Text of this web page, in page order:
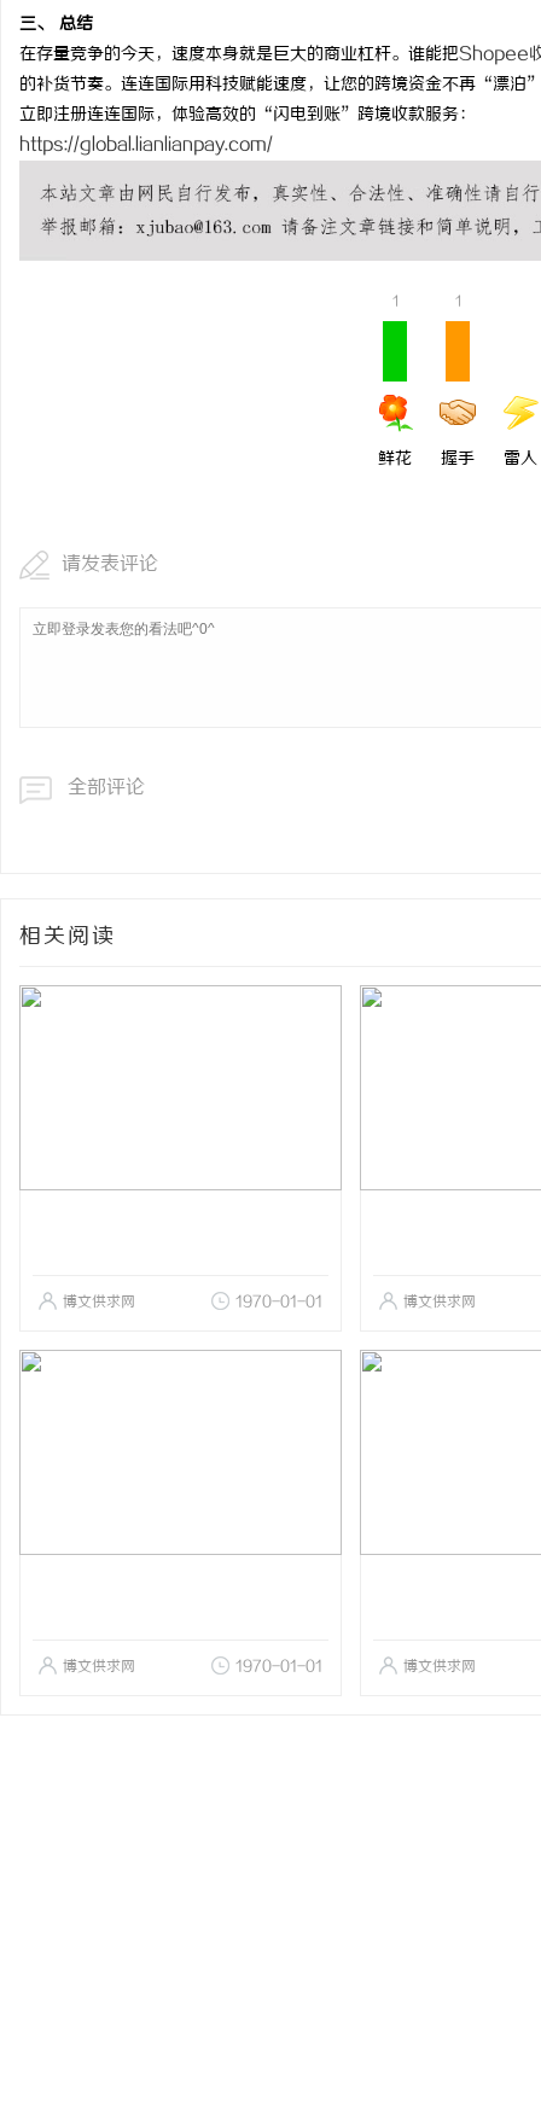
三、 总结
在存量竞争的今天，速度本身就是巨大的商业杠杆。谁能把Shopee
的补货节奏。连连国际用科技赋能速度，让您的跨境资金不再“漂泊
立即注册连连国际，体验高效的“闪电到账”跨境收款服务：
https://global.lianlianpay.com/
1
鲜花
1
握手 雷人
请发表评论
全部评论
相关阅读
博文供求网 1970-01-01 博文供求网
博文供求网 1970-01-01 博文供求网